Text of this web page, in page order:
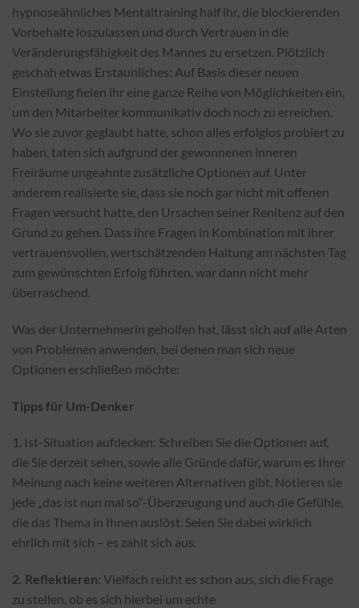
hypnoseähnliches Mentaltraining half ihr, die blockierenden
Vorbehalte loszulassen und durch Vertrauen in die
Veränderungsfähigkeit des Mannes zu ersetzen. Plötzlich
geschah etwas Erstaunliches: Auf Basis dieser neuen
Einstellung fielen ihr eine ganze Reihe von Möglichkeiten ein,
um den Mitarbeiter kommunikativ doch noch zu erreichen.
Wo sie zuvor geglaubt hatte, schon alles erfolglos probiert zu
haben, taten sich aufgrund der gewonnenen inneren
Freiräume ungeahnte zusätzliche Optionen auf. Unter
anderem realisierte sie, dass sie noch gar nicht mit offenen
Fragen versucht hatte, den Ursachen seiner Renitenz auf den
Grund zu gehen. Dass ihre Fragen in Kombination mit ihrer
vertrauensvollen, wertschätzenden Haltung am nächsten Tag
zum gewünschten Erfolg führten, war dann nicht mehr
überraschend.
Was der Unternehmerin geholfen hat, lässt sich auf alle Arten
von Problemen anwenden, bei denen man sich neue
Optionen erschließen möchte:
Tipps für Um-Denker
1. Ist-Situation aufdecken: Schreiben Sie die Optionen auf,
die Sie derzeit sehen, sowie alle Gründe dafür, warum es Ihrer
Meinung nach keine weiteren Alternativen gibt. Notieren sie
jede „das ist nun mal so“-Überzeugung und auch die Gefühle,
die das Thema in Ihnen auslöst. Seien Sie dabei wirklich
ehrlich mit sich – es zahlt sich aus.
2. Reflektieren: Vielfach reicht es schon aus, sich die Frage
zu stellen, ob es sich hierbei um echte